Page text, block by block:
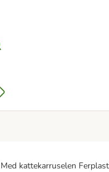
kattekarruselen